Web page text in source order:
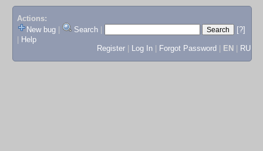
Actions:
New bug
Search
[?]
Help
Register
Log In Forgot Password EN RU